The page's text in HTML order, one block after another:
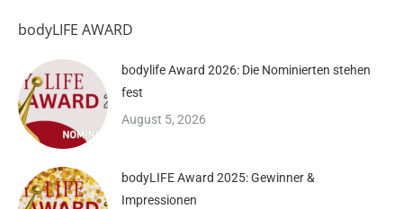
bodyLIFE AWARD
bodylife Award 2026: Die Nominierten stehen
fest
August 5, 2026
bodyLIFE Award 2025: Gewinner &
Impressionen